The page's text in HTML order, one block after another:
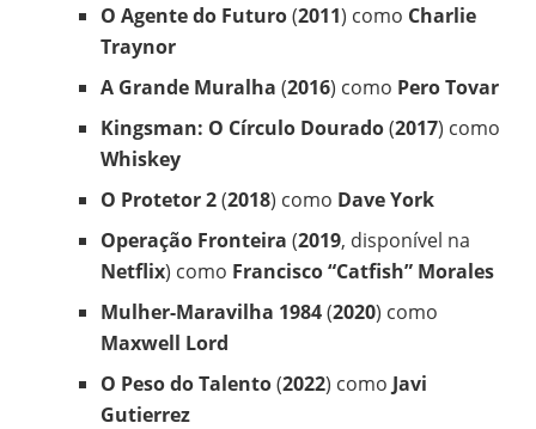
O Agente do Futuro(2011) como Charlie
Traynor
A Grande Muralha (2016) como Pero Tovar
Kingsman: O Círculo Dourado(2017) como
Whiskey
O Protetor 2(2018) como Dave York
Operação Fronteira (2019, disponível na
Netflix) como Francisco “Catfish” Morales
Mulher-Maravilha 1984(2020) como
Maxwell Lord
O Peso do Talento(2022) como Javi
Gutierrez